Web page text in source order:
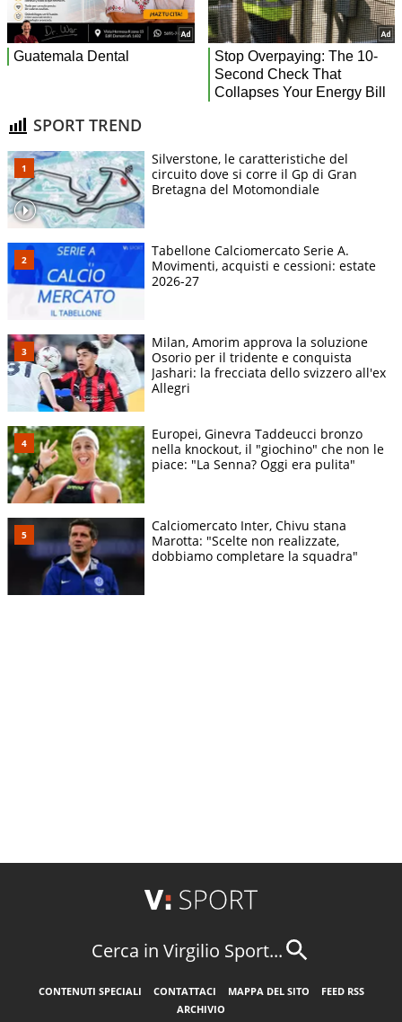
SPORT TREND
Silverstone, le caratteristiche del
circuito dove si corre il Gp di Gran
Bretagna del Motomondiale
Tabellone Calciomercato Serie A.
Movimenti, acquisti e cessioni: estate
2026-27
Milan, Amorim approva la soluzione
Osorio per il tridente e conquista
Jashari: la frecciata dello svizzero all'ex
Allegri
Europei, Ginevra Taddeucci bronzo
nella knockout, il "giochino" che non le
piace: "La Senna? Oggi era pulita"
Calciomercato Inter, Chivu stana
Marotta: "Scelte non realizzate,
dobbiamo completare la squadra"
Cerca in Virgilio Sport...
CONTENUTI SPECIALI CONTATTACI MAPPA DEL SITO
FEED RSS
ARCHIVIO